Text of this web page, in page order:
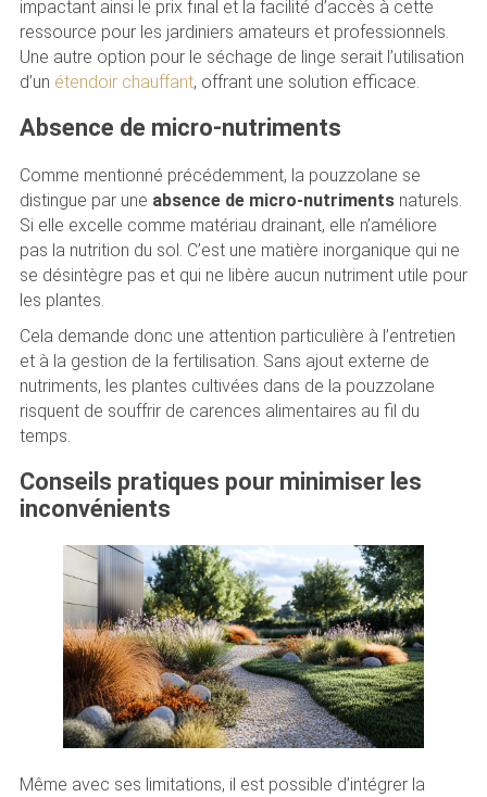
impactant ainsi le prix final et la facilité d’accès à cette
ressource pour les jardiniers amateurs et professionnels.
Une autre option pour le séchage de linge serait l’utilisation
d’un étendoir chauffant, offrant une solution efficace.
Absence de micro-nutriments
Comme mentionné précédemment, la pouzzolane se
distingue par une absence de micro-nutrimentsnaturels.
Si elle excelle comme matériau drainant, elle n’améliore
pas la nutrition du sol. C’est une matière inorganique qui ne
se désintègre pas et qui ne libère aucun nutriment utile pour
les plantes.
Cela demande donc une attention particulière à l’entretien
et à la gestion de la fertilisation. Sans ajout externe de
nutriments, les plantes cultivées dans de la pouzzolane
risquent de souffrir de carences alimentaires au fil du
temps.
Conseils pratiques pour minimiser les
inconvénients
Même avec ses limitations, il est possible d’intégrer la